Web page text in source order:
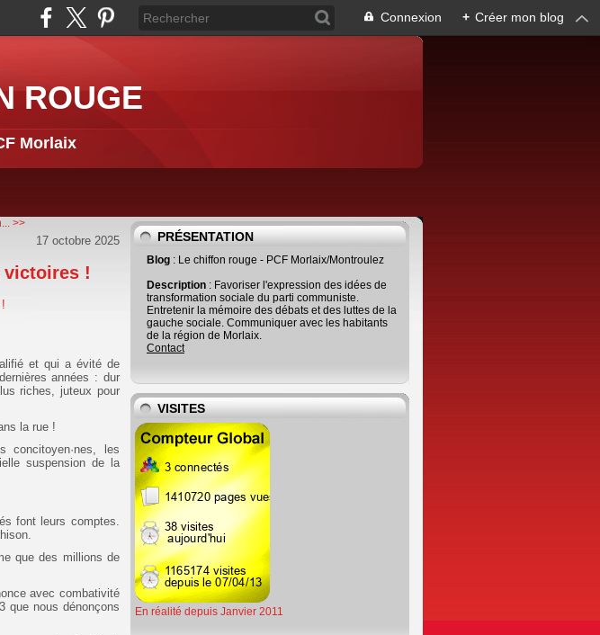
Connexion + Créer mon blog
ROUGE
Morlaix
>>
17 octobre 2025
victoires !
et qui a évité de
années : dur
riches, juteux pour
la rue !
les
suspension de la
font leurs comptes.
que des millions de
avec combativité
que nous dénonçons
PRÉSENTATION
Blog : Le chiffon rouge - PCF Morlaix/Montroulez
Description : Favoriser l'expression des idées de
transformation sociale du parti communiste.
Entretenir la mémoire des débats et des luttes de la
gauche sociale. Communiquer avec les habitants
de la région de Morlaix.
Contact
VISITES
En réalité depuis Janvier 2011